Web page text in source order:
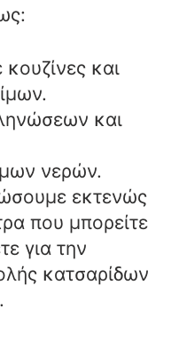
και
και
νερών.
εκτενώς
που μπορείτε
για την
κατσαρίδων